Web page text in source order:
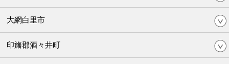
大網白里市
印旛郡酒々井町